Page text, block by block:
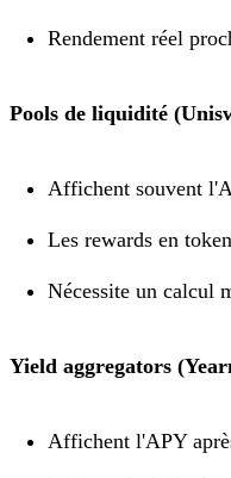
Rendement réel
Pools de liquidité
Affichent souvent
Les rewards en
Nécessite un calcul
Yield aggregators
Affichent l'APY